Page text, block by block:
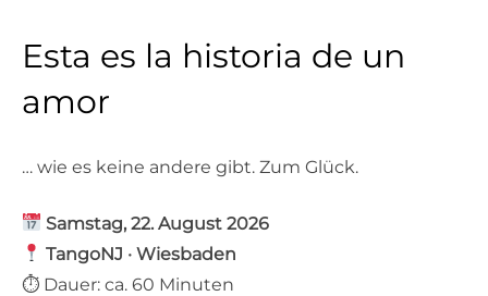
Esta es la historia de un
amor
… wie es keine andere gibt. Zum Glück.
Samstag, 22. August 2026
TangoNJ · Wiesbaden
⏱ Dauer: ca. 60 Minuten